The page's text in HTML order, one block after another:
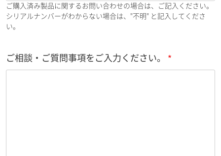
ご購入済み製品に関するお問い合わせの場合は、ご記入ください。
シリアルナンバーがわからない場合は、"不明" と記入してくださ
い。
ご相談・ご質問事項をご入力ください。